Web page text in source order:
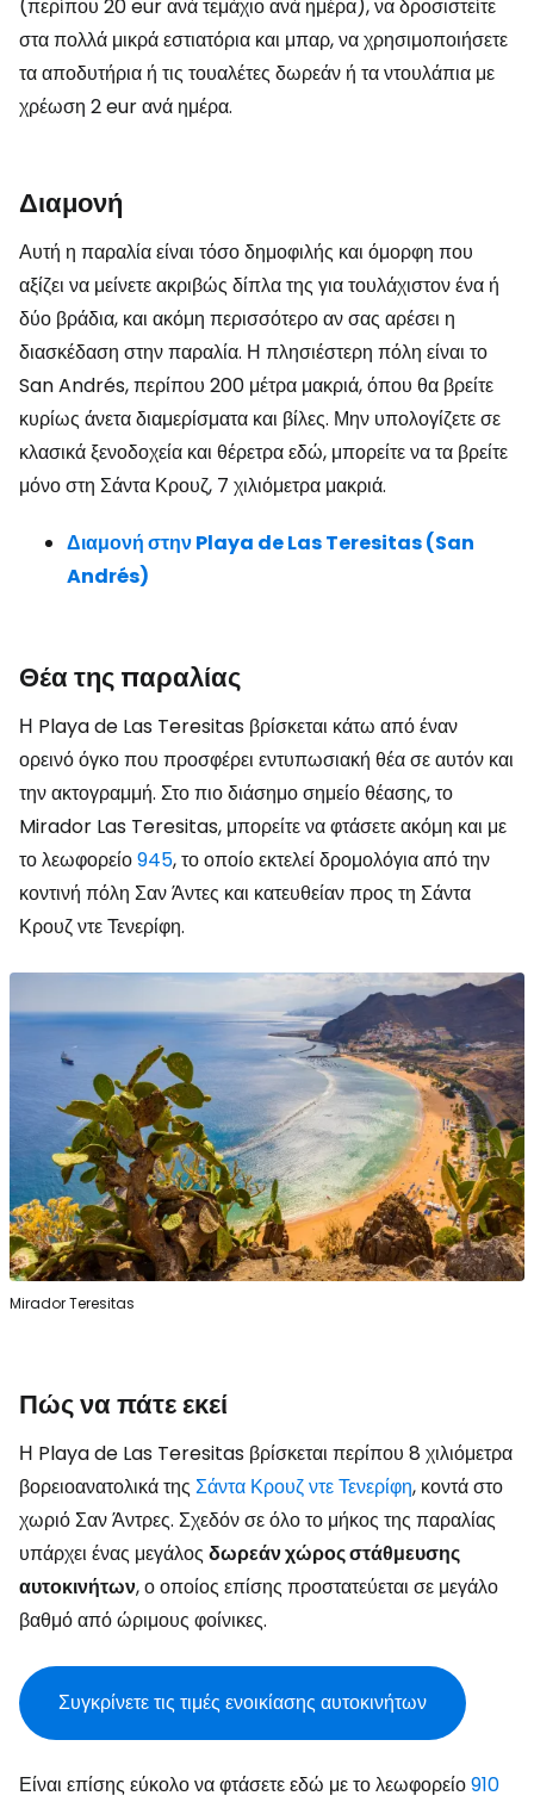
(περίπου 20 eur ανά τεμάχιο ανά ημέρα), να δροσιστείτε
στα πολλά μικρά εστιατόρια και μπαρ, να χρησιμοποιήσετε
τα αποδυτήρια ή τις τουαλέτες δωρεάν ή τα ντουλάπια με
χρέωση 2 eur ανά ημέρα.
Διαμονή
Αυτή η παραλία είναι τόσο δημοφιλής και όμορφη που
αξίζει να μείνετε ακριβώς δίπλα της για τουλάχιστον ένα ή
δύο βράδια, και ακόμη περισσότερο αν σας αρέσει η
διασκέδαση στην παραλία. Η πλησιέστερη πόλη είναι το
San Andrés, περίπου 200 μέτρα μακριά, όπου θα βρείτε
κυρίως άνετα διαμερίσματα και βίλες. Μην υπολογίζετε σε
κλασικά ξενοδοχεία και θέρετρα εδώ, μπορείτε να τα βρείτε
μόνο στη Σάντα Κρουζ, 7 χιλιόμετρα μακριά.
Διαμονή στην Playa de Las Teresitas (San
Andrés)
Θέα της παραλίας
Η Playa de Las Teresitas βρίσκεται κάτω από έναν
ορεινό όγκο που προσφέρει εντυπωσιακή θέα σε αυτόν και
την ακτογραμμή. Στο πιο διάσημο σημείο θέασης, το
Mirador Las Teresitas, μπορείτε να φτάσετε ακόμη και με
το λεωφορείο945, το οποίο εκτελεί δρομολόγια από την
κοντινή πόλη Σαν Άντες και κατευθείαν προς τη Σάντα
Κρουζ ντε Τενερίφη.
Mirador Teresitas
Πώς να πάτε εκεί
Η Playa de Las Teresitas βρίσκεται περίπου 8 χιλιόμετρα
βορειοανατολικά της Σάντα Κρουζ ντε Τενερίφη, κοντά στο
χωριό Σαν Άντρες. Σχεδόν σε όλο το μήκος της παραλίας
υπάρχει ένας μεγάλος δωρεάν χώρος στάθμευσης
αυτοκινήτων, ο οποίος επίσης προστατεύεται σε μεγάλο
βαθμό από ώριμους φοίνικες.
Συγκρίνετε τις τιμές ενοικίασης αυτοκινήτων
Είναι επίσης εύκολο να φτάσετε εδώ με το λεωφορείο910